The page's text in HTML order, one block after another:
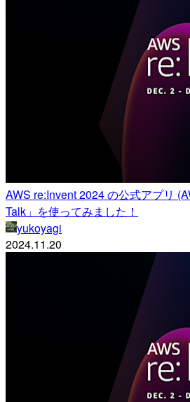
AWS re:Invent 2024 の公式アプリ
Talk」を使ってみました！
yukoyagi
2024.11.20